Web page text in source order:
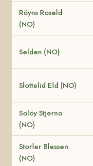
Röyns Roseld
(NO)
Selden (NO)
Slottelid Eld (NO)
Solöy Stjerno
(NO)
Storler Blessen
(NO)